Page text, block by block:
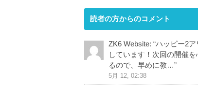
読者の方からのコメント
ZK6 Website: “ハッピー2ア
しています！次回の開催
るので、早めに教…”
5月 12, 02:38